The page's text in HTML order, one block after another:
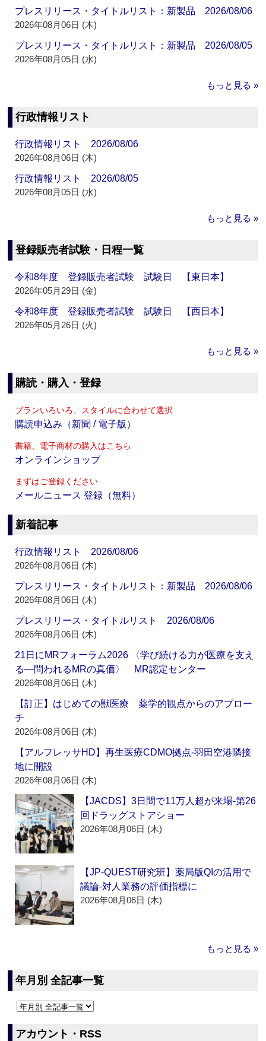
プレスリリース・タイトルリスト：新製品 2026/08/06
2026年08月06日 (木)
プレスリリース・タイトルリスト：新製品 2026/08/05
2026年08月05日 (水)
もっと見る »
行政情報リスト
行政情報リスト 2026/08/06
2026年08月06日 (木)
行政情報リスト 2026/08/05
2026年08月05日 (水)
もっと見る »
登録販売者試験・日程一覧
令和8年度 登録販売者試験 試験日 【東日本】
2026年05月29日 (金)
令和8年度 登録販売者試験 試験日 【西日本】
2026年05月26日 (火)
もっと見る »
購読・購入・登録
プランいろいろ、スタイルに合わせて選択
購読申込み（新聞 / 電子版）
書籍、電子商材の購入はこちら
オンラインショップ
まずはご登録ください
メールニュース 登録（無料）
新着記事
行政情報リスト 2026/08/06
2026年08月06日 (木)
プレスリリース・タイトルリスト：新製品 2026/08/06
2026年08月06日 (木)
プレスリリース・タイトルリスト 2026/08/06
2026年08月06日 (木)
21日にMRフォーラム2026 〈学び続ける力が医療を支え
る―問われるMRの真価〉 MR認定センター
2026年08月06日 (木)
【訂正】はじめての獣医療 薬学的観点からのアプロー
チ
2026年08月06日 (木)
【アルフレッサHD】再生医療CDMO拠点‐羽田空港隣接
地に開設
2026年08月06日 (木)
【JACDS】3日間で11万人超が来場‐第26
回ドラッグストアショー
2026年08月06日 (木)
【JP-QUEST研究班】薬局版QIの活用で
議論‐対人業務の評価指標に
2026年08月06日 (木)
もっと見る »
年月別 全記事一覧
アカウント・RSS